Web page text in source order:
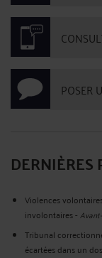
POSER
Violences
involontaires-
Tribunal
écartées dans un